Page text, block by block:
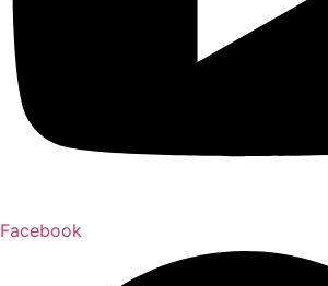
Facebook